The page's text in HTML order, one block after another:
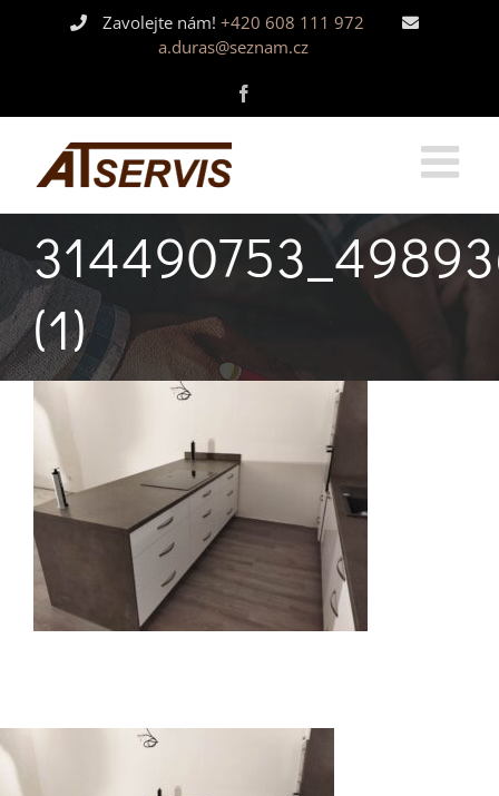
Zavolejte nám! +420 608 111 972
a.duras@seznam.cz
(1)